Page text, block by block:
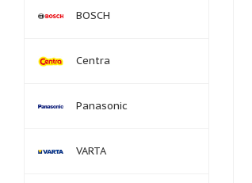
BOSCH
Centra
Panasonic
VARTA